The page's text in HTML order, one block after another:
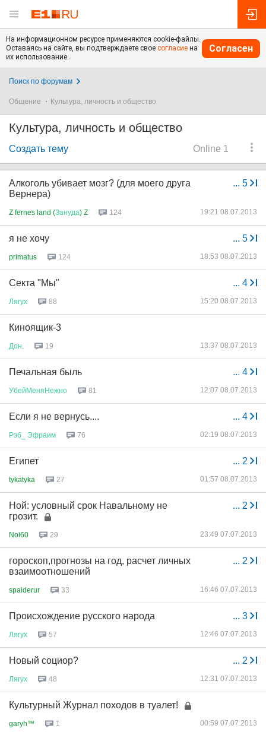
На информационном ресурсе применяются cookie-файлы.
Оставаясь на сайте, вы подтверждаете свое согласие на
их использование.
Согласен
Поиск по форумам
Общение Культура, личность и общество
Культура, личность и общество
Online 1
Создать тему
... 5
Алкоголь убивает мозг? (для моего друга
Вернера)
Z fernes land (Зануда) Z 124 19:21 08.07.2013
... 5
я не хочу
primatus 124 18:53 08.07.2013
... 4
Секта "Мы"
Лягух 88 15:20 08.07.2013
Киноящик-3
Дон 19 13:37 08.07.2013
... 4
Печальная быль
УбейМеняНежно 81 12:07 08.07.2013
... 4
Если я не вернусь....
Рэб Эфраим 76 02:19 08.07.2013
... 2
Египет
tykatyka 27 01:57 08.07.2013
... 2
Ной: условный срок Навальному не
грозит.
Noi60 29 23:49 07.07.2013
... 2
гороскоп,прогнозы на год, расчет личных
взаимоотношений
spaiderur 33 16:46 07.07.2013
... 3
Происхождение русского народа
Лягух 57 12:46 07.07.2013
... 2
Новый социор?
Лягух 48 12:31 07.07.2013
Культурный Журнал походов в туалет!
garyh™ 1 00:59 07.07.2013